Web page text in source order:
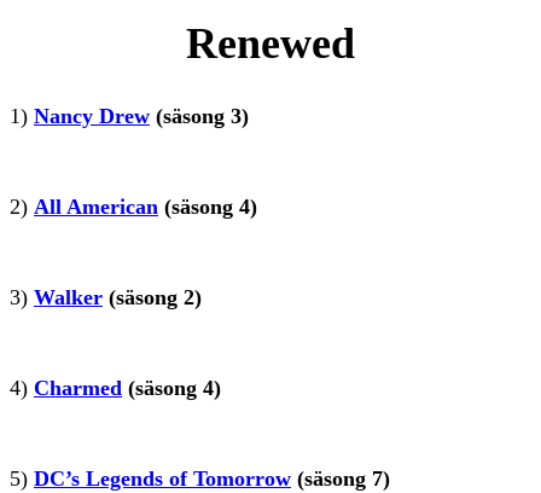
Renewed
1) Nancy Drew (säsong 3)
2) All American (säsong 4)
3) Walker (säsong 2)
4) Charmed (säsong 4)
5) DC’s Legends of Tomorrow (säsong 7)